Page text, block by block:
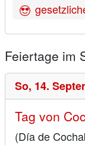
Feiertage im
So, 14.
Tag von
(Día de